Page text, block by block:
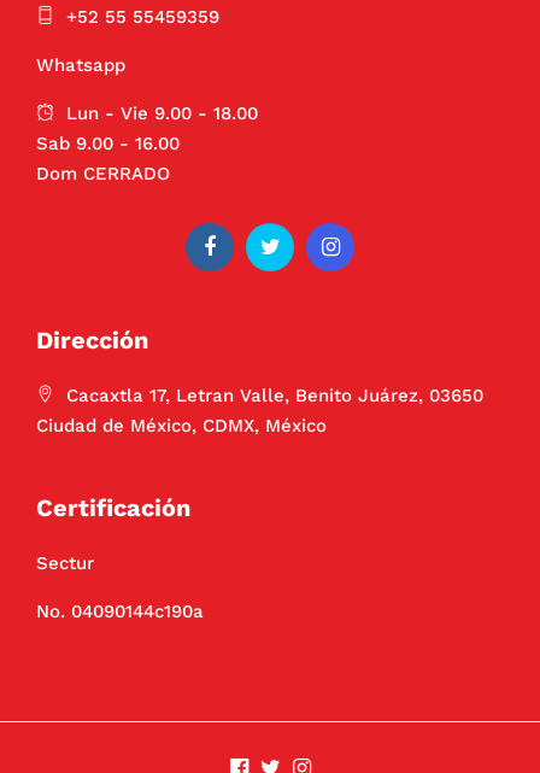
+52 55 55459359
Whatsapp
Lun - Vie 9.00 - 18.00
Sab 9.00 - 16.00
Dom CERRADO
Dirección
Cacaxtla 17, Letran Valle, Benito Juárez, 03650
Ciudad de México, CDMX, México
Certificación
Sectur
No. 04090144c190a